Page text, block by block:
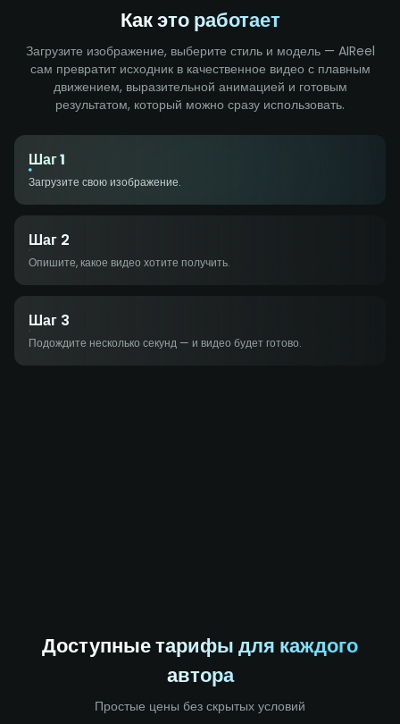
Как это работает
Загрузите изображение, выберите стиль и модель — AIReel
сам превратит исходник в качественное видео с плавным
движением, выразительной анимацией и готовым
результатом, который можно сразу использовать.
Шаг 1
Загрузите свою изображение.
Шаг 2
Опишите, какое видео хотите получить.
Шаг 3
Подождите несколько секунд — и видео будет готово.
Доступные тарифы для каждого
автора
Простые цены без скрытых условий